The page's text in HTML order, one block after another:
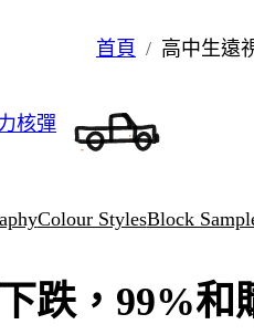
首頁 高中生遠
核彈
Colour StylesBlock
跌，99%